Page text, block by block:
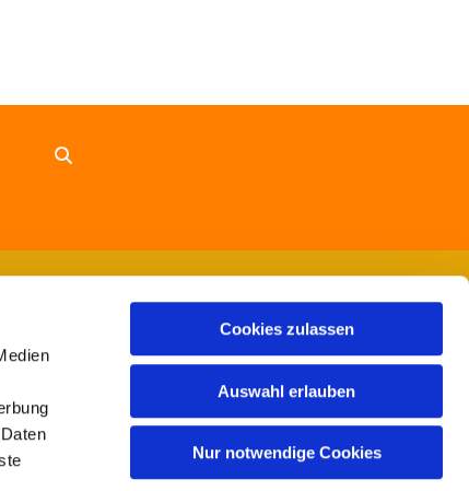
Cookies zulassen
Auswahl erlauben
Nur notwendige Cookies